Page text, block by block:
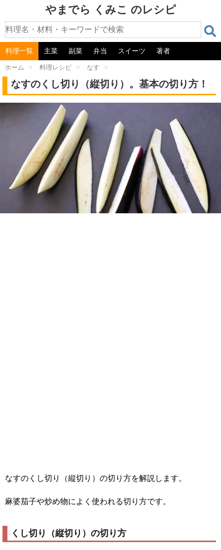
やまでら くみこ のレシピ
料理一覧 主菜 副菜 弁当 スイーツ 著者
ホーム > 料理レシピ > なす >
なすのくし切り（縦切り）。基本の切り方！
なすのくし切り（縦切り）の切り方を解説します。
麻婆茄子や炒め物によく使われる切り方です。
くし切り（縦切り）の切り方